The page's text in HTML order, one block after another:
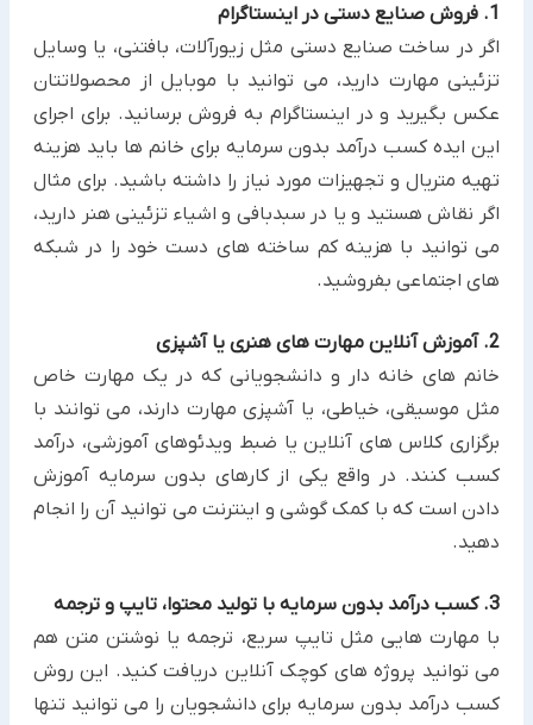
1. فروش صنایع دستی در اینستاگرام
اگر در ساخت صنایع دستی مثل زیورآلات، بافتنی، یا وسایل
تزئینی مهارت دارید، می توانید با موبایل از محصولاتتان
عکس ‏بگیرید و در اینستاگرام به فروش برسانید. برای اجرای
این ایده کسب درآمد بدون سرمایه برای خانم ها باید هزینه
تهیه متریال و تجهیزات مورد نیاز را داشته باشید. ‏برای مثال
اگر نقاش هستید و یا در سبدبافی و اشیاء تزئینی هنر دارید،
می توانید با هزینه کم ساخته های دست خود را در ‏شبکه
های اجتماعی بفروشید.‏
2. آموزش آنلاین مهارت های هنری یا آشپزی
خانم های خانه دار و دانشجویانی که در یک مهارت خاص
مثل موسیقی، خیاطی، یا آشپزی مهارت دارند، می توانند با
برگزاری ‏کلاس های آنلاین یا ضبط ویدئوهای آموزشی، درآمد
کسب کنند. در واقع یکی از کارهای بدون سرمایه ‏آموزش
دادن است که ‏با کمک گوشی و اینترنت می توانید آن را انجام
دهید.
3. کسب درآمد بدون سرمایه با تولید محتوا، تایپ و ترجمه
با مهارت هایی مثل تایپ سریع، ترجمه یا نوشتن متن هم
می توانید پروژه های کوچک آنلاین دریافت کنید. این روش
کسب درآمد بدون سرمایه برای دانشجویان را می توانید تنها